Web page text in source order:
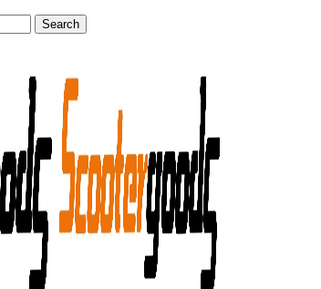
Search